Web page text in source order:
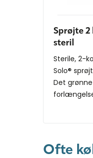
Sprøjte 2
steril
Sterile, 2-
Solo®
Det
Ofte